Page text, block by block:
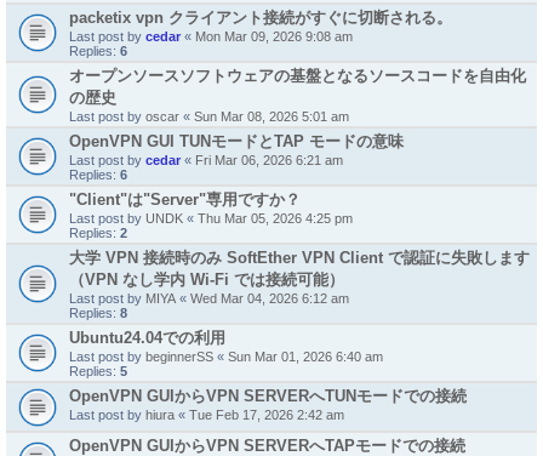
packetix vpn クライアント接続がすぐに切断される。
Last post by cedar « Mon Mar 09, 2026 9:08 am
Replies: 6
オープンソースソフトウェアの基盤となるソースコードを自由化
の歴史
Last post by oscar « Sun Mar 08, 2026 5:01 am
OpenVPN GUI TUNモードとTAP モードの意味
Last post by cedar « Fri Mar 06, 2026 6:21 am
Replies: 6
"Client"は"Server"専用ですか？
Last post by UNDK « Thu Mar 05, 2026 4:25 pm
Replies: 2
大学 VPN 接続時のみ SoftEther VPN Client で認証に失敗します
（VPN なし学内 Wi-Fi では接続可能）
Last post by MIYA « Wed Mar 04, 2026 6:12 am
Replies: 8
Ubuntu24.04での利用
Last post by beginnerSS « Sun Mar 01, 2026 6:40 am
Replies: 5
OpenVPN GUIからVPN SERVERへTUNモードでの接続
Last post by hiura « Tue Feb 17, 2026 2:42 am
OpenVPN GUIからVPN SERVERへTAPモードでの接続